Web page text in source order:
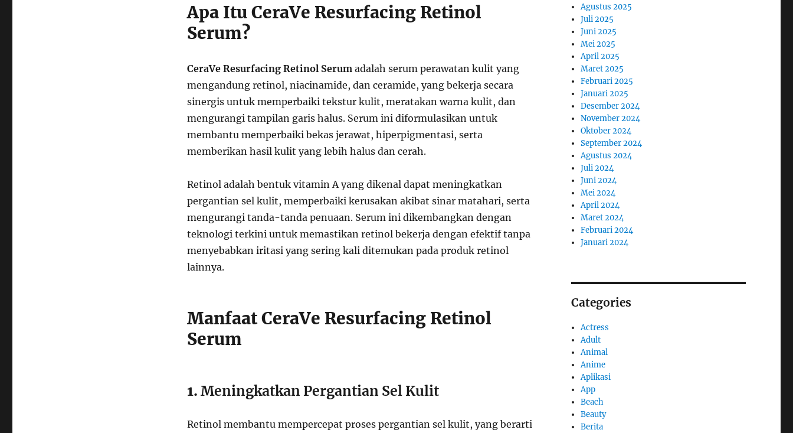
Apa Itu CeraVe Resurfacing Retinol
Serum?
CeraVe Resurfacing Retinol Serum adalah serum perawatan kulit yang
mengandung retinol, niacinamide, dan ceramide, yang bekerja secara
sinergis untuk memperbaiki tekstur kulit, meratakan warna kulit, dan
mengurangi tampilan garis halus. Serum ini diformulasikan untuk
membantu memperbaiki bekas jerawat, hiperpigmentasi, serta
memberikan hasil kulit yang lebih halus dan cerah.
Retinol adalah bentuk vitamin A yang dikenal dapat meningkatkan
pergantian sel kulit, memperbaiki kerusakan akibat sinar matahari, serta
mengurangi tanda-tanda penuaan. Serum ini dikembangkan dengan
teknologi terkini untuk memastikan retinol bekerja dengan efektif tanpa
menyebabkan iritasi yang sering kali ditemukan pada produk retinol
lainnya.
Manfaat CeraVe Resurfacing Retinol
Serum
1. Meningkatkan Pergantian Sel Kulit
Retinol membantu mempercepat proses pergantian sel kulit, yang berarti
Agustus 2025
Juli 2025
Juni 2025
Mei 2025
April 2025
Maret 2025
Februari 2025
Januari 2025
Desember 2024
November 2024
Oktober 2024
September 2024
Agustus 2024
Juli 2024
Juni 2024
Mei 2024
April 2024
Maret 2024
Februari 2024
Januari 2024
Categories
Actress
Adult
Animal
Anime
Aplikasi
App
Beach
Beauty
Berita